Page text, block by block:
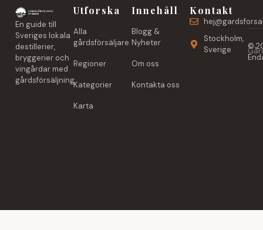
En guide till
Sveriges lokala
destillerier,
bryggerier och
vingårdar med
gårdsförsäljning.
Utforska
Alla
gårdsförsäljare
Regioner
Kategorier
Karta
Innehåll
Blogg &
Nyheter
Om oss
Kontakta oss
Kontakt
Stockholm,
Sverige
©